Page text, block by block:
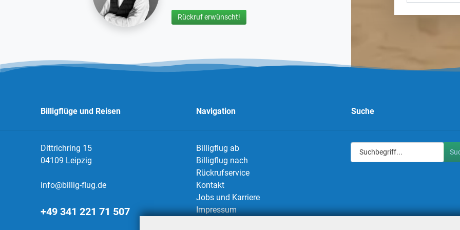
Rückruf erwünscht!
Billigflüge und Reisen
Dittrichring 15
04109 Leipzig
info@billig-flug.de
+49 341 221 71 507
Navigation
Billigflug ab
Billigflug nach
Rückrufservice
Kontakt
Jobs und Karriere
Impressum
Suche